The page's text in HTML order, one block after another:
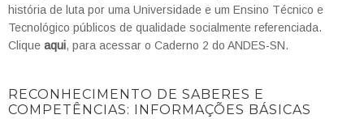
história de luta por uma Universidade e um Ensino Técnico e
Tecnológico públicos de qualidade socialmente referenciada.
Clique aqui, para acessar o Caderno 2 do ANDES-SN.
RECONHECIMENTO DE SABERES E
COMPETÊNCIAS: INFORMAÇÕES BÁSICAS